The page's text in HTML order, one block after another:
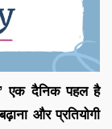
एक दैनिक पहल है
और प्रतियोगी